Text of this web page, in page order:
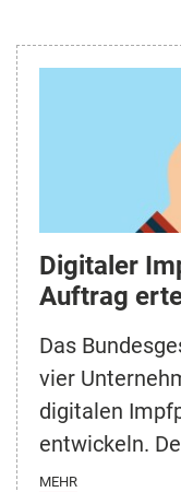
Digitaler
Auftrag
Das
vier
digitalen
entwickeln.
MEHR